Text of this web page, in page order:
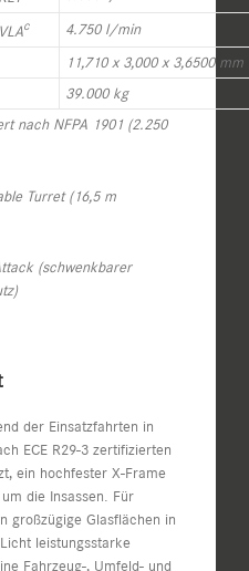
c
4.750 l/min
11,710 x 3,000 x 3,6500 mm
39.000 kg
nach NFPA 1901 (2.250
Turret (16,5 m
(schwenkbarer
der Einsatzfahrten in
ECE R29-3 zertifizierten
ein hochfester X-Frame
die Insassen. Für
großzügige Glasflächen in
leistungsstarke
Fahrzeug-, Umfeld- und